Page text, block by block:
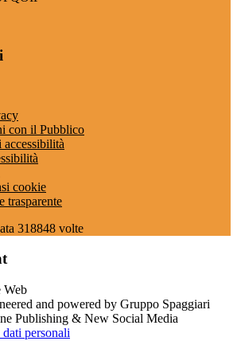
con il Pubblico
cookie
trasparente
318848 volte
and powered by Gruppo Spaggiari
Publishing & New Social Media
personali